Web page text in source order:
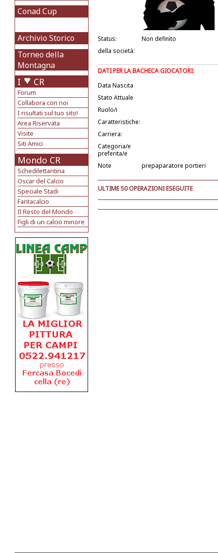
Conad Cup
Archivio Storico
Torneo della
Montagna
I CR
Forum
Collabora con noi
I risultati sul tuo sito!
Area Riservata
Visite
Siti Amici
Mondo CR
Schedilettantina
Oscar del Calcio
Speciale Stadi
Fantacalcio
Il Resto del Mondo
Figli di un calcio minore
Status:
Non definito
della società:
DATI PER LA BACHECA GIOCATORI:
Data Nascita
Stato Attuale
Ruolo/i
Caratteristiche:
Carriera:
Categoria/e
preferita/e
Note
prepaparatore portieri
ULTIME 50 OPERAZIONI ESEGUITE